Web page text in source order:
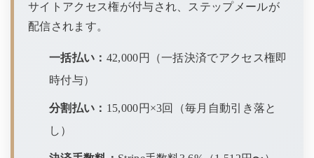
サイトアクセス権が付与され、ステップメールが
配信されます。
一括払い： 42,000円（一括決済でアクセス権即
時付与）
分割払い： 15,000円×3回（毎月自動引き落と
し）